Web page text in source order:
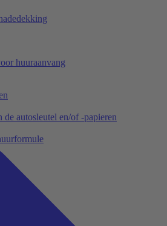
huuraanvang
de autosleutel en/of -papieren